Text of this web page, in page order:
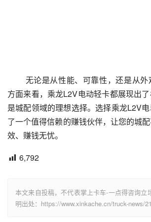
无论是从性能、可靠性，还是从
方面来看，乘龙L2V电动轻卡都展现出
是城配领域的理想选择。选择乘龙L2V
了一个值得信赖的赚钱伙伴，让您的城
效、赚钱无忧。
6,792
本文来自投稿，不代表掌上卡车-一点得咨询立
明出处：https://www.xinkache.cn/truck-news/